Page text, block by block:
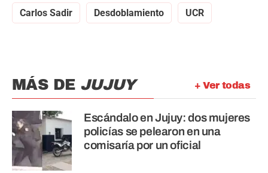
Carlos Sadir Desdoblamiento UCR
+ Ver todas
MÁS DE JUJUY
Escándalo en Jujuy: dos mujeres
policías se pelearon en una
comisaría por un oficial